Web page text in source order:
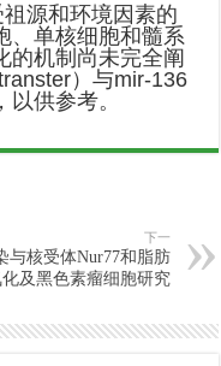
源和环境因素的
、单核细胞和髓系
的机制尚未完全阐
）与mir-136
供参考。
下一
与核受体Nur77和脂肪
及黑色素瘤细胞研究